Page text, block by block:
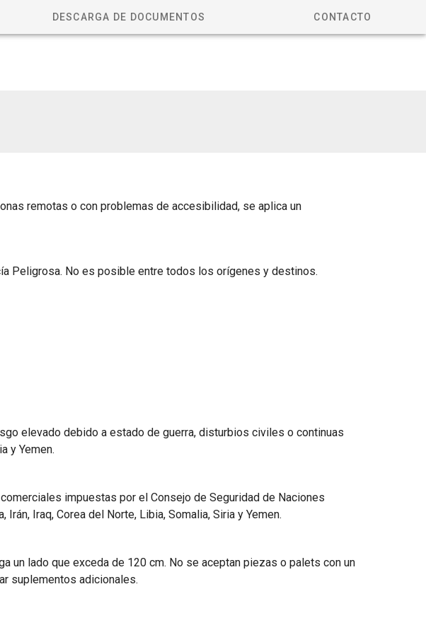
DESCARGA DE DOCUMENTOS CONTACTO
remotas o con problemas de accesibilidad, se aplica un
Peligrosa. No es posible entre todos los orígenes y destinos.
elevado debido a estado de guerra, disturbios civiles o continuas
y Yemen.
impuestas por el Consejo de Seguridad de Naciones
Iraq, Corea del Norte, Libia, Somalia, Siria y Yemen.
un lado que exceda de 120 cm. No se aceptan piezas o palets con un
suplementos adicionales.